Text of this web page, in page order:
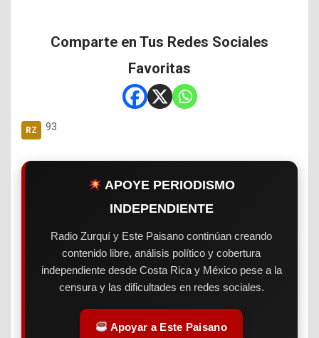
Comparte en Tus Redes Sociales
Favoritas
93
APOYE PERIODISMO
INDEPENDIENTE
Radio Zurquí y Este Paisano continúan creando
contenido libre, análisis político y cobertura
independiente desde Costa Rica y México pese a la
censura y las dificultades en redes sociales.
Apoyar a Este Paisano